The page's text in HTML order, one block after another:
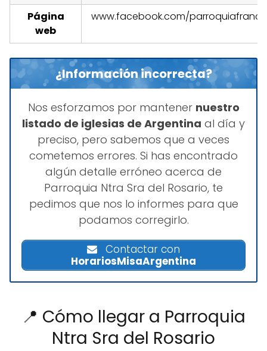
Página
web
www.facebook.com/
¿Información incorrecta?
Nos esforzamos por mantener nuestro
listado de iglesias de Argentina al día y
preciso, pero sabemos que a veces
cometemos errores. Si has encontrado
algún detalle erróneo acerca de
Parroquia Ntra Sra del Rosario, te
pedimos que nos lo informes para que
podamos corregirlo.
Contactar con
HorariosMisaArgentina
📍 Cómo llegar a Parroquia
Ntra Sra del Rosario